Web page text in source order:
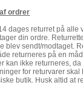
ordrer
dages returret på alle
din ordre.
blev sendt/modtaget.
returneres på en
kan ikke returneres,
for returvarer
butik. Husk altid at